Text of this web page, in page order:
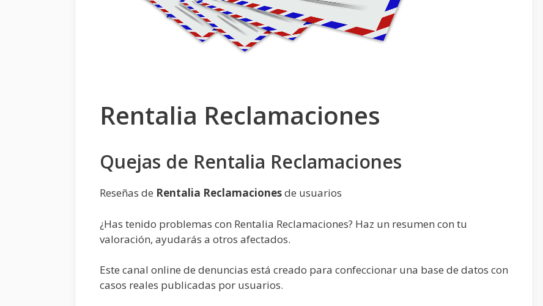
Rentalia Reclamaciones
Quejas de Rentalia Reclamaciones
Reseñas de Rentalia Reclamacionesde usuarios
¿Has tenido problemas con Rentalia Reclamaciones? Haz un resumen con tu
valoración, ayudarás a otros afectados.
Este canal online de denuncias está creado para confeccionar una base de datos con
casos reales publicadas por usuarios.